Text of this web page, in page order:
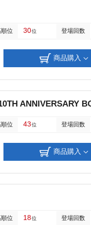
位 30位 登場回数
商品購入
ANNIVERSARY
位 43位 登場回数
商品購入
位 18位 登場回数